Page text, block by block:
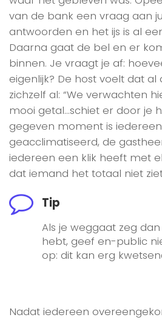
van de bank een vraag aan
antwoorden en het ijs is al
Daarna gaat de bel en er
binnen. Je vraagt je af:
eigenlijk? De host voelt dat al
zichzelf al: “We verwachten
mooi getal…schiet er door je
gegeven moment is
geacclimatiseerd, de
iedereen een klik heeft met
dat iemand het totaal niet
Tip
Als je weggaat zeg
hebt, geef en-public
op: dit kan erg
Nadat iedereen